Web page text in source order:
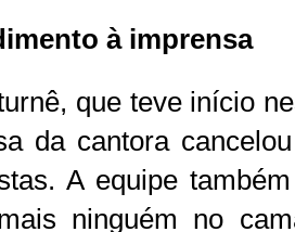
à imprensa
que teve início
da cantora
A equipe
ninguém no